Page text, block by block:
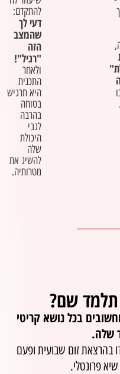
להתקדם:
דעי לך
שהמצב
הזה
"רגיל"!
ולאחר
התכנית
היא תרגיש
בטוחה
בהרבה
לגבי
היכולת
שלה
להשיג את
מטרותיה.
תלמד שם?
בכל נושא קריטי
שלה.
בהרצאת זום שבועית ופעם
פרונטלי.